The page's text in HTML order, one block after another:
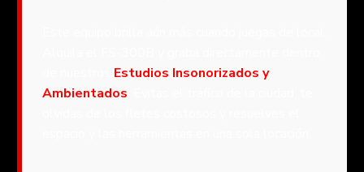
Estudios Insonorizados y
Ambientados